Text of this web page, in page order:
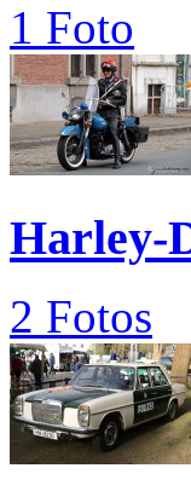
1 Foto
Harley-
2 Fotos